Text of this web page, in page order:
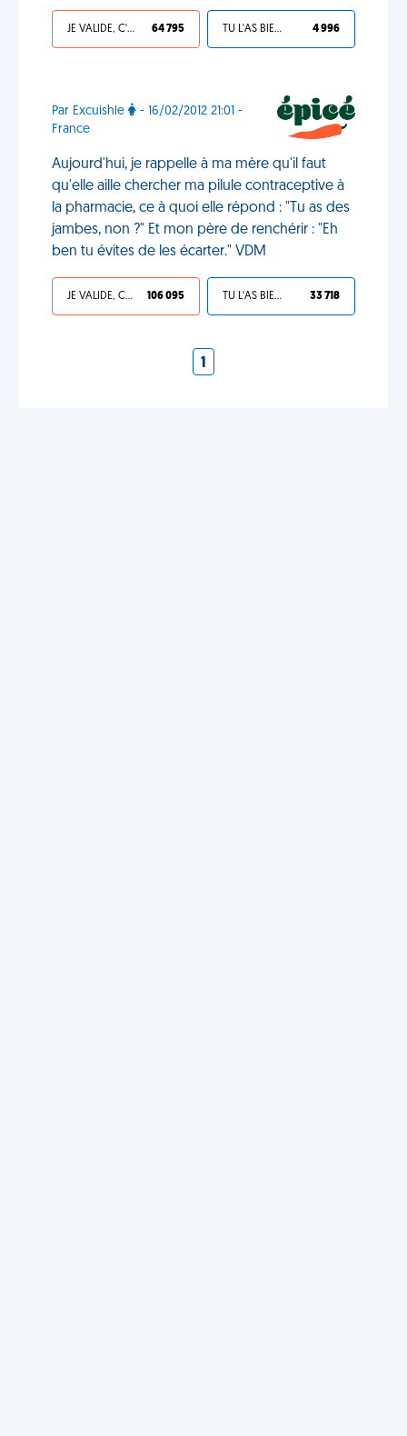
JE VALIDE, C'EST UNE VDM 64 795 TU L'AS BIEN MÉRITÉ 4 996
Par Excuishle
- 16/02/2012 21:01 -
France
Aujourd'hui, je rappelle à ma mère qu'il faut
qu'elle aille chercher ma pilule contraceptive à
la pharmacie, ce à quoi elle répond : "Tu as des
jambes, non ?" Et mon père de renchérir : "Eh
ben tu évites de les écarter." VDM
JE VALIDE, C'EST UNE VDM 106 095 TU L'AS BIEN MÉRITÉ 33 718
1